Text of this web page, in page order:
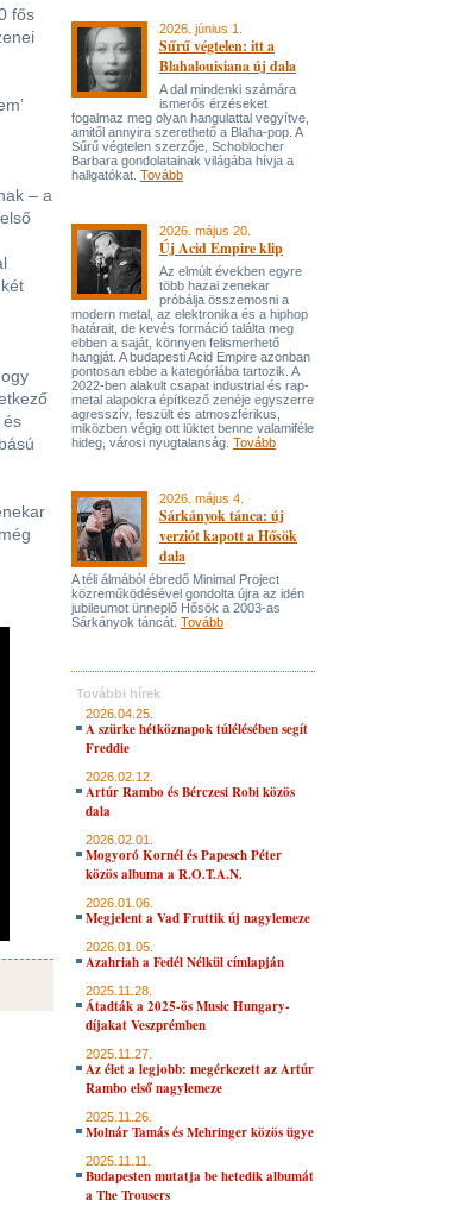
fős
– a
és
2026. június 1.
Sűrű végtelen: itt a
Blahalouisiana új dala
A dal mindenki számára
ismerős érzéseket
fogalmaz meg olyan hangulattal vegyítve,
amitől annyira szerethető a Blaha-pop. A
Sűrű végtelen szerzője, Schoblocher
Barbara gondolatainak világába hívja a
hallgatókat. Tovább
2026. május 20.
Új Acid Empire klip
Az elmúlt években egyre
több hazai zenekar
próbálja összemosni a
modern metal, az elektronika és a hiphop
határait, de kevés formáció találta meg
ebben a saját, könnyen felismerhető
hangját. A budapesti Acid Empire azonban
pontosan ebbe a kategóriába tartozik. A
2022-ben alakult csapat industrial és rap-
metal alapokra építkező zenéje egyszerre
agresszív, feszült és atmoszférikus,
miközben végig ott lüktet benne valamiféle
hideg, városi nyugtalanság. Tovább
2026. május 4.
Sárkányok tánca: új
verziót kapott a Hősök
dala
A téli álmából ébredő Minimal Project
közreműködésével gondolta újra az idén
jubileumot ünneplő Hősök a 2003-as
Sárkányok táncát. Tovább
További hírek
2026.04.25.
A szürke hétköznapok túlélésében segít
Freddie
2026.02.12.
Artúr Rambo és Bérczesi Robi közös
dala
2026.02.01.
Mogyoró Kornél és Papesch Péter
közös albuma a R.O.T.A.N.
2026.01.06.
Megjelent a Vad Fruttik új nagylemeze
2026.01.05.
Azahriah a Fedél Nélkül címlapján
2025.11.28.
Átadták a 2025-ös Music Hungary-
díjakat Veszprémben
2025.11.27.
Az élet a legjobb: megérkezett az Artúr
Rambo első nagylemeze
2025.11.26.
Molnár Tamás és Mehringer közös ügye
2025.11.11.
Budapesten mutatja be hetedik albumát
a The Trousers